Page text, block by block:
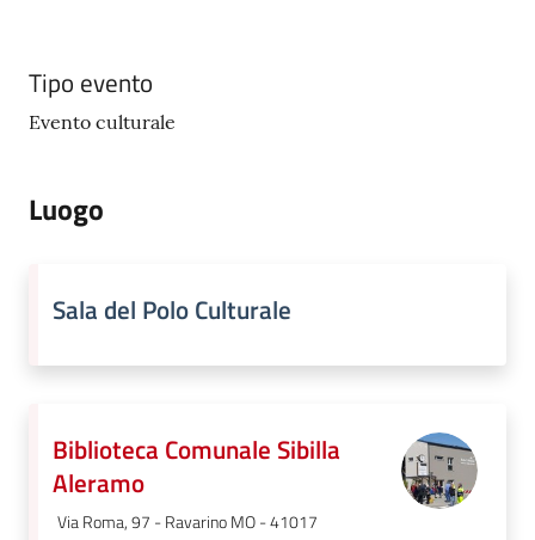
Tipo evento
Evento culturale
Luogo
Sala del Polo Culturale
Biblioteca Comunale Sibilla
Aleramo
Via Roma, 97 - Ravarino MO - 41017